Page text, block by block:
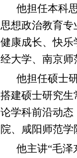
他担任本科
思想政治教育专
健康成长、快乐
经大学、南京师
他担任硕士
搭建硕士研究生
论学科前沿动
院、咸阳师范
他主讲“毛泽